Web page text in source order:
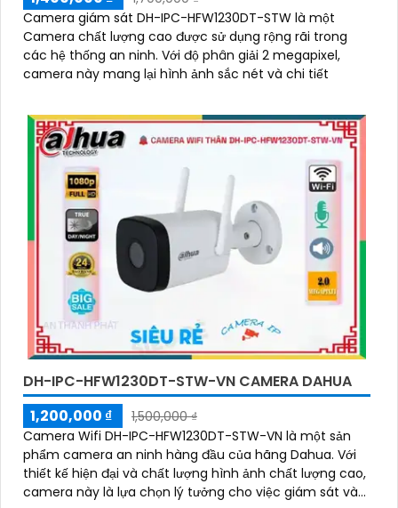
Camera giám sát DH-IPC-HFW1230DT-STW là một
Camera chất lượng cao được sử dụng rộng rãi trong
các hệ thống an ninh. Với độ phân giải 2 megapixel,
camera này mang lại hình ảnh sắc nét và chi tiết
DH-IPC-HFW1230DT-STW-VN CAMERA DAHUA
1,200,000 ₫
1,500,000 ₫
Camera Wifi DH-IPC-HFW1230DT-STW-VN là một sản
phẩm camera an ninh hàng đầu của hãng Dahua. Với
thiết kế hiện đại và chất lượng hình ảnh chất lượng cao,
camera này là lựa chọn lý tưởng cho việc giám sát và